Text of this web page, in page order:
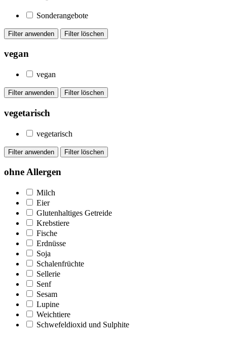
Sonderangebote
vegan
vegan
vegetarisch
vegetarisch
ohne Allergen
Milch
Eier
Glutenhaltiges Getreide
Krebstiere
Fische
Erdnüsse
Soja
Schalenfrüchte
Sellerie
Senf
Sesam
Lupine
Weichtiere
Schwefeldioxid und Sulphite